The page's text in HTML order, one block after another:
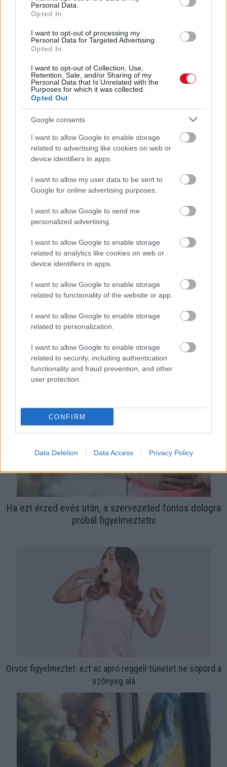
Personal Data.
Opted In
I want to opt-out of processing my
Personal Data for Targeted Advertising.
Opted In
I want to opt-out of Collection, Use,
Retention, Sale, and/or Sharing of my
Personal Data that Is Unrelated with the
Purposes for which it was collected.
Opted Out
Google consents
I want to allow Google to enable storage
related to advertising like cookies on web or
device identifiers in apps.
I want to allow my user data to be sent to
Google for online advertising purposes.
I want to allow Google to send me
personalized advertising.
I want to allow Google to enable storage
related to analytics like cookies on web or
device identifiers in apps.
I want to allow Google to enable storage
related to functionality of the website or app.
I want to allow Google to enable storage
related to personalization.
I want to allow Google to enable storage
related to security, including authentication
functionality and fraud prevention, and other
user protection.
CONFIRM
Data Deletion Data Access Privacy Policy
08. 04.
NEM ECETTEL ÉS NEM SZÓDABIKARBÓNÁVAL:
EZZEL LESZ ÚJRA CSILLOGÓ A VÍZKÖVES CSAP
A legjobb trükk
08. 03.
HA MINDIG EZT A MONDATOT HASZNÁLOD, AZ
Te szoktad?
08. 02.
SOKAN ROSSZUL TÁROLJÁK A GYÓGYSZEREIKET –
EMIATT CSÖKKENHET A HATÁSUK
Érdemes odafigyelni rá
VITAMINHIÁNY – ILYEN JELEKRE FIGYELJ
Erre figyelj!
24 ÓRA TOVÁBBI HÍREI
24 óra
Egyre több embernél jelentkezik ez a hiányállapot – az
első jelek szinte észrevehetetlenek
Ha ezt érzed evés után, a szervezeted fontos dologra
próbál figyelmeztetni
Orvos figyelmeztet: ezt az apró reggeli tünetet ne söpörd a
szőnyeg alá